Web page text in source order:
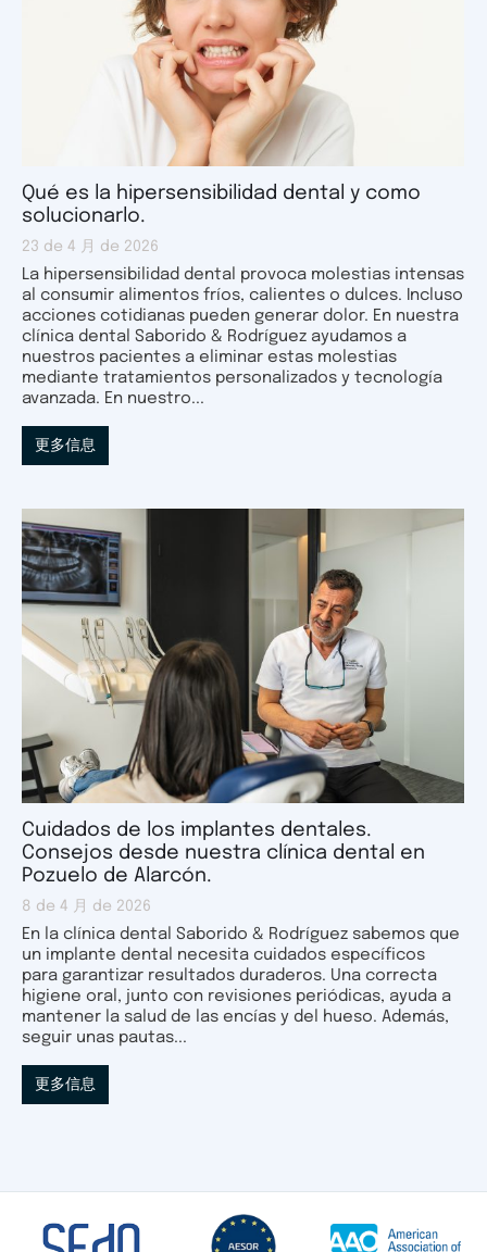
Qué es la hipersensibilidad dental y como
solucionarlo.
23 de 4 月 de 2026
La hipersensibilidad dental provoca molestias intensas
al consumir alimentos fríos, calientes o dulces. Incluso
acciones cotidianas pueden generar dolor. En nuestra
clínica dental Saborido & Rodríguez ayudamos a
nuestros pacientes a eliminar estas molestias
mediante tratamientos personalizados y tecnología
avanzada. En nuestro...
更多信息
Cuidados de los implantes dentales.
Consejos desde nuestra clínica dental en
Pozuelo de Alarcón.
8 de 4 月 de 2026
En la clínica dental Saborido & Rodríguez sabemos que
un implante dental necesita cuidados específicos
para garantizar resultados duraderos. Una correcta
higiene oral, junto con revisiones periódicas, ayuda a
mantener la salud de las encías y del hueso. Además,
seguir unas pautas...
更多信息